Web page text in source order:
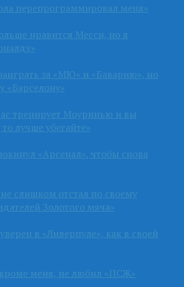
перепрограммировал меня»
нравится Месси, но я
за «МЮ» и «Баварию», но
«Барселону»
тренирует Моуринью и вы
лучше убегайте»
«Арсенал», чтобы снова
слишком отстал по своему
Золотого мяча»
в «Ливерпуле», как в своей
меня, не любил «ПСЖ»